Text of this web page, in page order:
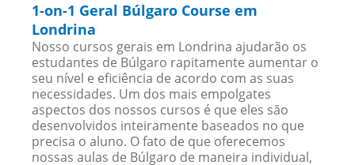
1-on-1 Geral Búlgaro Course em
Londrina
Nosso cursos gerais em Londrina ajudarão os
estudantes de Búlgaro rapitamente aumentar o
seu nível e eficiência de acordo com as suas
necessidades. Um dos mais empolgates
aspectos dos nossos cursos é que eles são
desenvolvidos inteiramente baseados no que
precisa o aluno. O fato de que oferecemos
nossas aulas de Búlgaro de maneira individual,